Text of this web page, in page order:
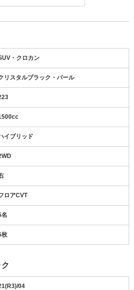
・クロカン
リスタルブラック・パール
イブリッド
ロアCVT
名
枚
04